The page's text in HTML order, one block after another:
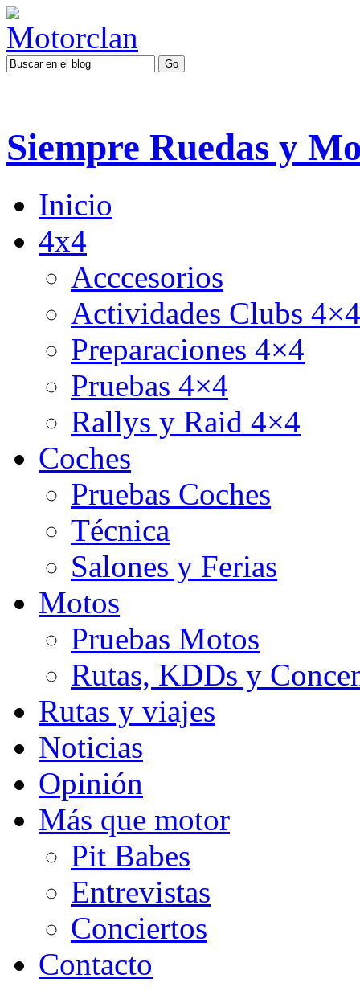
Siempre Ruedas y
Inicio
4x4
Acccesorios
Actividades Clubs 4×4
Preparaciones 4×4
Pruebas 4×4
Rallys y Raid 4×4
Coches
Pruebas Coches
Técnica
Salones y Ferias
Motos
Pruebas Motos
Rutas, KDDs y
Rutas y viajes
Noticias
Opinión
Más que motor
Pit Babes
Entrevistas
Conciertos
Contacto